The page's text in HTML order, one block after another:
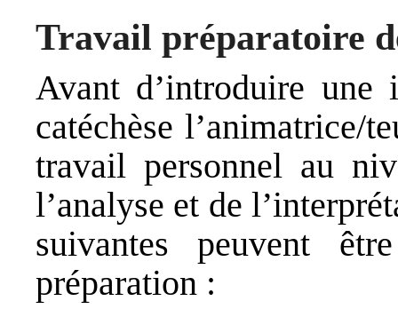
Travail préparatoire
Avant d’introduire une
catéchèse l’animatrice/
travail personnel au
l’analyse et de
suivantes peuvent
préparation :